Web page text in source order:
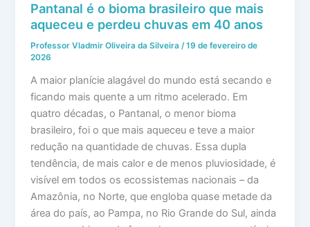
Pantanal é o bioma brasileiro que mais
aqueceu e perdeu chuvas em 40 anos
Professor Vladmir Oliveira da Silveira/19 de fevereiro de
2026
A maior planície alagável do mundo está secando e
ficando mais quente a um ritmo acelerado. Em
quatro décadas, o Pantanal, o menor bioma
brasileiro, foi o que mais aqueceu e teve a maior
redução na quantidade de chuvas. Essa dupla
tendência, de mais calor e de menos pluviosidade, é
visível em todos os ecossistemas nacionais – da
Amazônia, no Norte, que engloba quase metade da
área do país, ao Pampa, no Rio Grande do Sul, ainda